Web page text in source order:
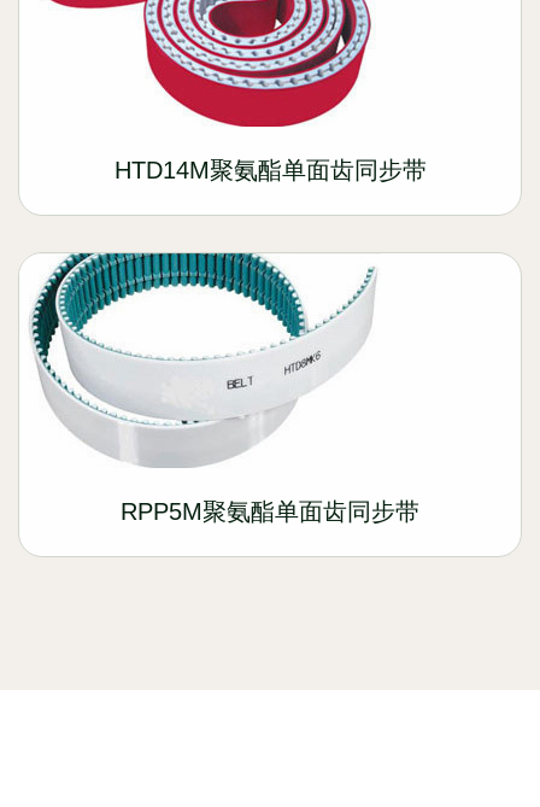
HTD14M聚氨酯单面齿同步带
RPP5M聚氨酯单面齿同步带